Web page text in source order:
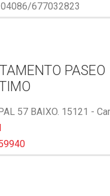
677032823
PASEO
57 BAIXO. 15121 -